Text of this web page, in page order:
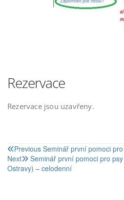
Rezervace
Rezervace jsou uzavřeny.
Navigace
pro
Previous Seminář první pomoci
Next
Seminář první pomoci pro
Ostravy) – celodenní